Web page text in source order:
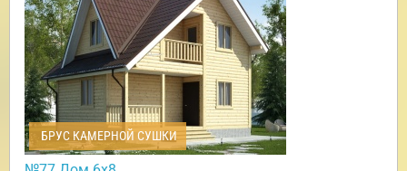
БРУС КАМЕРНОЙ СУШКИ